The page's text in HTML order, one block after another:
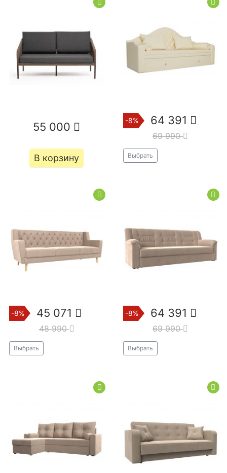
55 000
В корзину
-8% 64 391
69 990
Выбрать
-8% 45 071
48 990
Выбрать
-8% 64 391
69 990
Выбрать